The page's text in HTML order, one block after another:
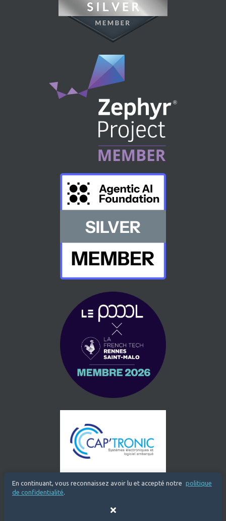
En continuant, vous reconnaissez avoir lu et accepté notre politique
de confidentialité.
Fermer